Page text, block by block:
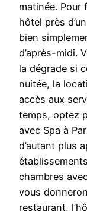
matinée. Pour
hôtel près
bien
d’après-midi.
la dégrade si
nuitée, la
accès aux
temps, optez
avec Spa à
d’autant plus
chambres
vous
restaurant,